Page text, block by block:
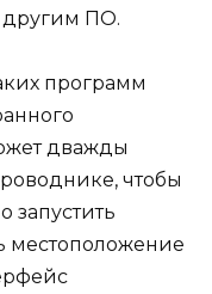
другим ПО.
программ
дважды
чтобы
запустить
местоположение